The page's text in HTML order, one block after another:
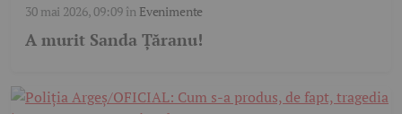
30 mai 2026, 09:09în Evenimente
A murit Sanda Țăranu!